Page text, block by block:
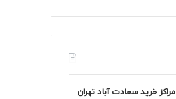
مراکز خرید سعادت‌ آباد تهران